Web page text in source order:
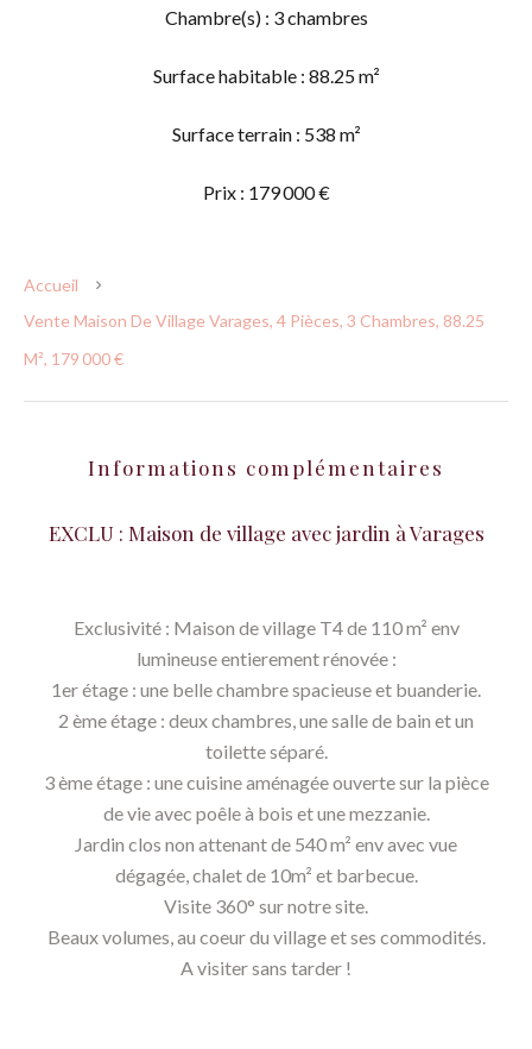
Chambre(s) : 3 chambres
Surface habitable : 88.25 m²
Surface terrain : 538 m²
Prix : 179 000 €
Accueil
Vente Maison De Village Varages, 4 Pièces, 3 Chambres, 88.25
M², 179 000 €
Informations complémentaires
EXCLU : Maison de village avec jardin à Varages
Exclusivité : Maison de village T4 de 110 m² env
lumineuse entierement rénovée :
1er étage : une belle chambre spacieuse et buanderie.
2 ème étage : deux chambres, une salle de bain et un
toilette séparé.
3 ème étage : une cuisine aménagée ouverte sur la pièce
de vie avec poêle à bois et une mezzanie.
Jardin clos non attenant de 540 m² env avec vue
dégagée, chalet de 10m² et barbecue.
Visite 360° sur notre site.
Beaux volumes, au coeur du village et ses commodités.
A visiter sans tarder !